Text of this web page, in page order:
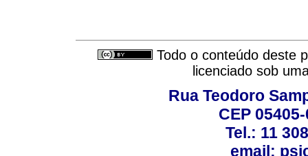
Todo o conteúdo deste
licenciado sob
Rua Teodoro
CEP
Tel.: 11
email: